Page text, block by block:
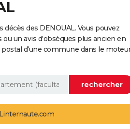
des DENOUAL. Vous pouvez
un avis d'obsèques plus ancien en
d'une commune dans le